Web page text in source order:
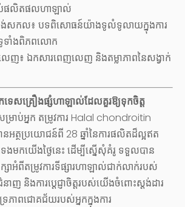
ផលិតផលហាឡាល់
ង់សកល៖ បទពិសោធន៍យ៉ាងទូលំទូលាយក្នុងការ
ទូទាំងពិភពលោក
េញ៖ ឯកសារពេញលេញ និងតម្លាភាពនៃសង្វាក់
ទេសគ្រឿងផ្សំហាឡាល់ដែលគួរឱ្យទុកចិត្ត
រាប់អ្នក តម្រូវការ Halal chondroitin
អត្ថប្រយោជន៍ពី 28 ឆ្នាំនៃការផលិតដ៏ល្អឥត
ងមកយើងថ្ងៃនេះ ដើម្បីស្នើសុំគំរូ ទទួលបាន
សាអំពីតម្រូវការទីផ្សារហាឡាល់ជាក់លាក់របស់
ាញ និងការប្តេជ្ញាចិត្តរបស់យើងចំពោះស្តង់ដារ
ាពជោគជ័យរបស់អ្នកក្នុងការ